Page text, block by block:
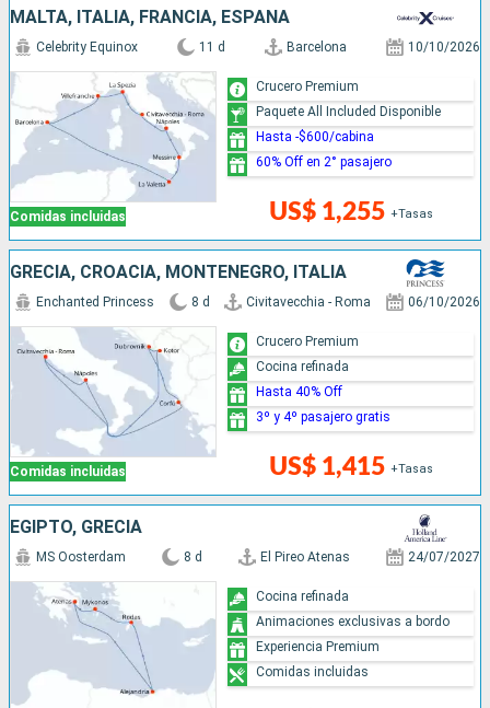
MALTA, ITALIA, FRANCIA, ESPAÑA
Comidas incluidas
Celebrity Equinox 11 d Barcelona 10/10/2026
US$ 1,255 +Tasas
Crucero Premium
Paquete All Included Disponible
Hasta -$600/cabina
60% Off en 2° pasajero
GRECIA, CROACIA, MONTENEGRO, ITALIA
Comidas incluidas
Enchanted Princess 8 d Civitavecchia - Roma 06/10/2026
US$ 1,415 +Tasas
Crucero Premium
Cocina refinada
Hasta 40% Off
3º y 4º pasajero gratis
EGIPTO, GRECIA
MS Oosterdam 8 d El Pireo Atenas 24/07/2027
Cocina refinada
Animaciones exclusivas a bordo
Experiencia Premium
Comidas incluidas